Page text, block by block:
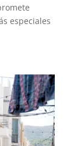
especiales